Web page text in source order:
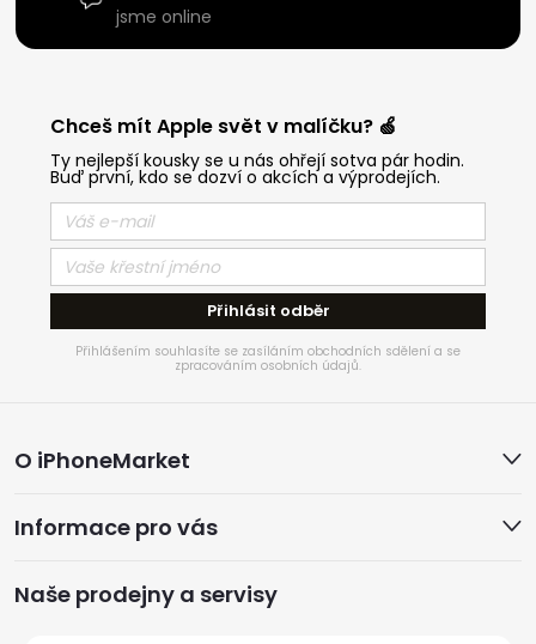
jsme online
Chceš mít Apple svět v malíčku? 🍏
Ty nejlepší kousky se u nás ohřejí sotva pár hodin.
Buď první, kdo se dozví o akcích a výprodejích.
Přihlásit odběr
Přihlášením souhlasíte se zasíláním obchodních sdělení a se
zpracováním osobních údajů.
á
p
a
O iPhoneMarket
Informace pro vás
Naše prodejny a servisy